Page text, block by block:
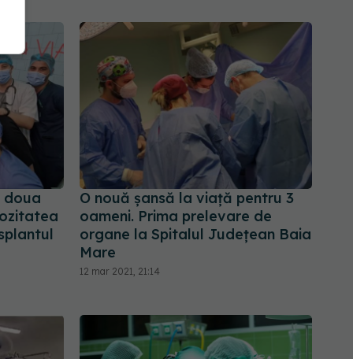
doua
O nouă șansă la viață pentru 3
oameni. Prima prelevare de
organe la Spitalul Județean Baia
Mare
12 mar 2021, 21:14